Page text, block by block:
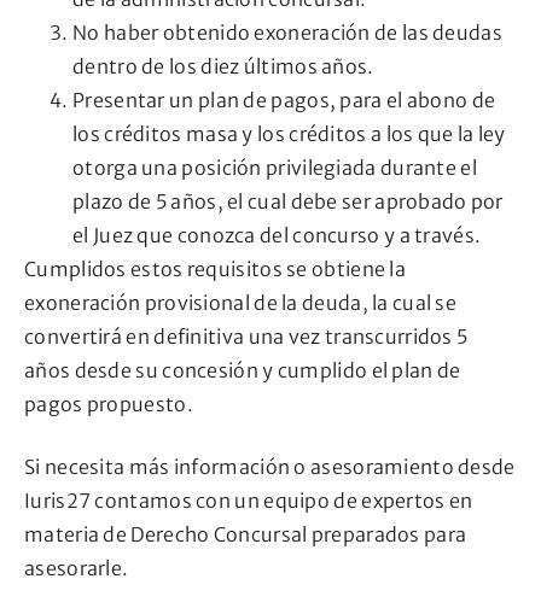
No haber obtenido exoneración de las deudas
dentro de los diez últimos años.
Presentar un plan de pagos, para el abono de
los créditos masa y los créditos a los que la ley
otorga una posición privilegiada durante el
plazo de 5 años, el cual debe ser aprobado por
el Juez que conozca del concurso y a través.
Cumplidos estos requisitos se obtiene la
exoneración provisional de la deuda, la cual se
convertirá en definitiva una vez transcurridos 5
años desde su concesión y cumplido el plan de
pagos propuesto.
Si necesita más información o asesoramiento desde
Iuris27 contamos con un equipo de expertos en
materia de Derecho Concursal preparados para
asesorarle.